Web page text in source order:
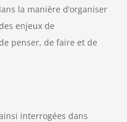
la manière d’organiser
enjeux de
penser, de faire et de
interrogées dans